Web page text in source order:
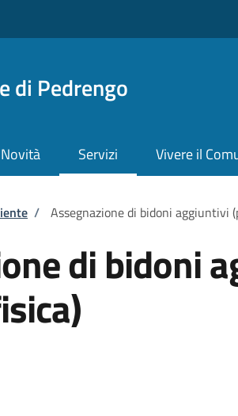
di Pedrengo
Novità Servizi Vivere il
/ Assegnazione di bidoni aggiuntivi
di bidoni